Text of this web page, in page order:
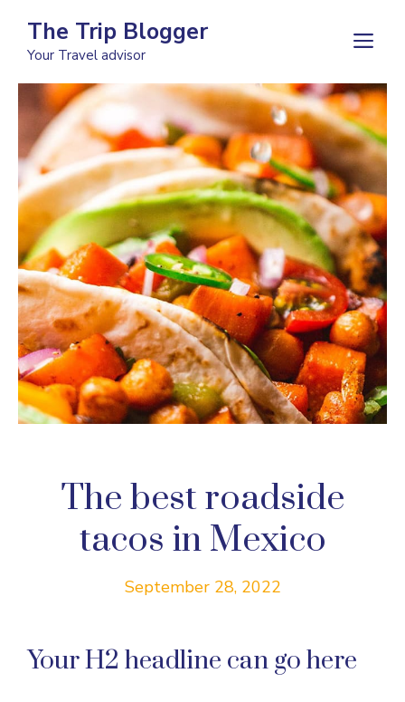
content
The Trip Blogger
Your Travel advisor
The best roadside
tacos in Mexico
September 28, 2022
Your H2 headline can go here